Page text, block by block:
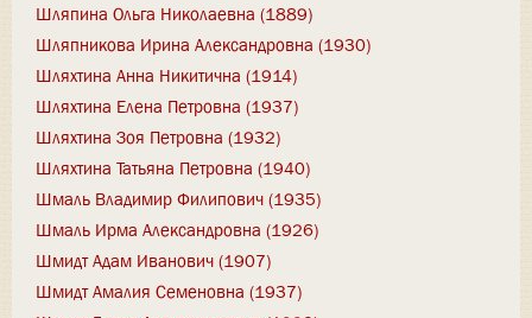
Шляпина Ольга Николаевна (1889)
Шляпникова Ирина Александровна (1930)
Шляхтина Анна Никитична (1914)
Шляхтина Елена Петровна (1937)
Шляхтина Зоя Петровна (1932)
Шляхтина Татьяна Петровна (1940)
Шмаль Владимир Филипович (1935)
Шмаль Ирма Александровна (1926)
Шмидт Адам Иванович (1907)
Шмидт Амалия Семеновна (1937)